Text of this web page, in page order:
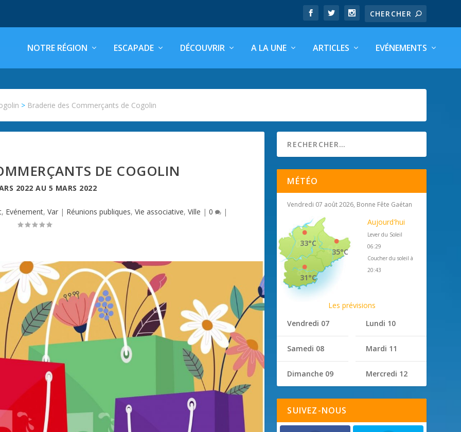
NOTRE RÉGION ESCAPADE DÉCOUVRIR A LA UNE ARTICLES EVÉNEMENTS
> Braderie des Commerçants de Cogolin
DE COGOLIN
2022 AU 5 MARS 2022
, Evénement,Var | Réunions publiques,Vie associative,Ville |0 |
MÉTÉO
Vendredi 07 août 2026, Bonne Fête Gaétan
35°C
33°C
31°C
Aujourd'hui
Lever du Soleil
06:29
Coucher du soleil à
20:43
Les prévisions
Vendredi 07
Samedi 08
Dimanche 09
Lundi 10
Mardi 11
Mercredi 12
SUIVEZ-NOUS